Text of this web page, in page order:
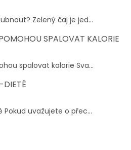
Zelený čaj je jed...
SPALOVAT KALORIE
spalovat kalorie Sva...
DIETĚ
uvažujete o přec...